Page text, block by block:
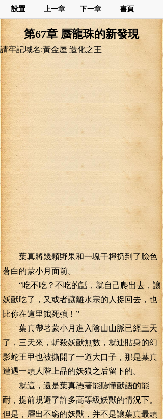
設置 上一章 下一章 書頁
第67章 蜃龍珠的新發現
請牢記域名:黃金屋 造化之王
葉真將幾顆野果和一塊干糧扔到了臉色
蒼白的蒙小月面前。
“吃不吃？不吃的話，就自己爬出去，讓
妖獸吃了，又或者讓離水宗的人捉回去，也
比你在這里餓死強！”
葉真帶著蒙小月進入陰山山脈已經三天
了，三天來，斬殺妖獸無數，就連貼身的幻
影蛇王甲也被撕開了一道大口子，那是葉真
遭遇一頭人階上品的妖狼之后留下的。
就這，還是葉真憑著能聽懂獸語的能
耐，提前規避了許多高等級妖獸的情況下。
但是，層出不窮的妖獸，并不是讓葉真最頭